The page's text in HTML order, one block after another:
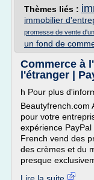
Thèmes liés :
immobilier
promesse de vente
un fond de
Commerce à
l'étranger |
h Pour plus
Beautyfrench.com
pour votre
expérience
French vend des
des crèmes et du
presque